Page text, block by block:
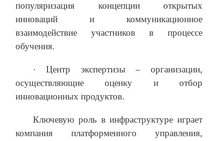
популяризация концепции открытых
инноваций и коммуникационное
взаимодействие участников в процессе
обучения.
· Центр экспертизы – организации,
осуществляющие оценку и отбор
инновационных продуктов.
Ключевую роль в инфраструктуре играет
компания платформенного управления,